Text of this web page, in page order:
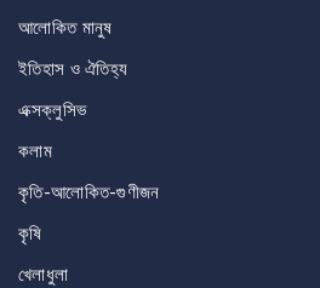
আলোকিত মানুষ
ইতিহাস ও ঐতিহ্য
এক্সক্লুসিভ
কলাম
কৃতি-আলোকিত-গুণীজন
কৃষি
খেলাধুলা